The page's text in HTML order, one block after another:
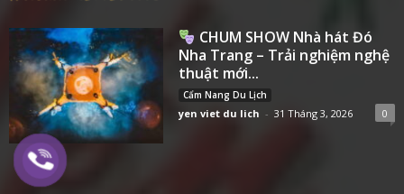
CHUM SHOW Nhà hát Đó
Nha Trang – Trải nghiệm nghệ
thuật mới...
Cẩm Nang Du Lịch
yen viet du lich - 31 Tháng 3, 2026 0